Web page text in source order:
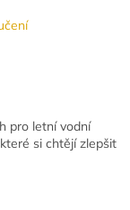
pro letní vodní
si chtějí zlepšit